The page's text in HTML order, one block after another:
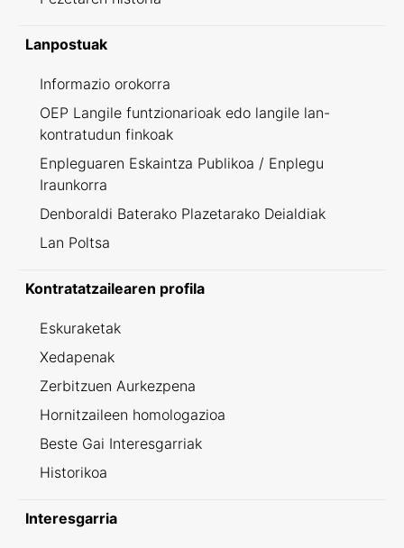
Lanpostuak
Informazio orokorra
OEP Langile funtzionarioak edo langile lan-
kontratudun finkoak
Enpleguaren Eskaintza Publikoa / Enplegu
Iraunkorra
Denboraldi Baterako Plazetarako Deialdiak
Lan Poltsa
Kontratatzailearen profila
Eskuraketak
Xedapenak
Zerbitzuen Aurkezpena
Hornitzaileen homologazioa
Beste Gai Interesgarriak
Historikoa
Interesgarria